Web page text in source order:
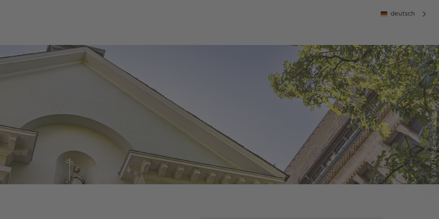
deutsch
© FWTM-Spiegelhalter